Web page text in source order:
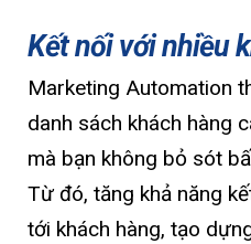
Kết nối với nhiều
Marketing Automation
danh sách khách hàng
mà bạn không bỏ sót
Từ đó, tăng khả năng
tới khách hàng, tạo